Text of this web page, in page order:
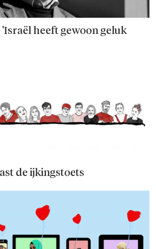
'Israël heeft gewoon geluk
de ijkingstoets